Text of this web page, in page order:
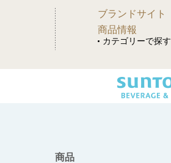
ブランドサイト
商品情報
カテゴリーで探す
商品